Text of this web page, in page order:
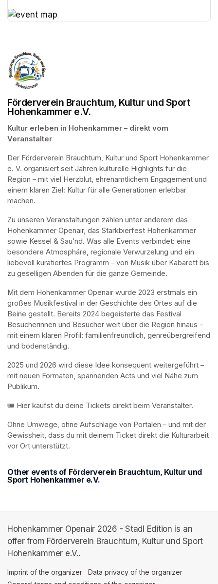
Förderverein Brauchtum, Kultur und Sport
Hohenkammer e.V.
Kultur erleben in Hohenkammer – direkt vom
Veranstalter
Der Förderverein Brauchtum, Kultur und Sport Hohenkammer
e. V. organisiert seit Jahren kulturelle Highlights für die
Region – mit viel Herzblut, ehrenamtlichem Engagement und
einem klaren Ziel: Kultur für alle Generationen erlebbar
machen.
Zu unseren Veranstaltungen zählen unter anderem das
Hohenkammer Openair, das Starkbierfest Hohenkammer
sowie Kessel & Sau’nd. Was alle Events verbindet: eine
besondere Atmosphäre, regionale Verwurzelung und ein
liebevoll kuratiertes Programm – von Musik über Kabarett bis
zu geselligen Abenden für die ganze Gemeinde.
Mit dem Hohenkammer Openair wurde 2023 erstmals ein
großes Musikfestival in der Geschichte des Ortes auf die
Beine gestellt. Bereits 2024 begeisterte das Festival
Besucherinnen und Besucher weit über die Region hinaus –
mit einem klaren Profil: familienfreundlich, genreübergreifend
und bodenständig.
2025 und 2026 wird diese Idee konsequent weitergeführt –
mit neuen Formaten, spannenden Acts und viel Nähe zum
Publikum.
🎟️ Hier kaufst du deine Tickets direkt beim Veranstalter.
Ohne Umwege, ohne Aufschläge von Portalen – und mit der
Gewissheit, dass du mit deinem Ticket direkt die Kulturarbeit
vor Ort unterstützt.
Other events of Förderverein Brauchtum, Kultur und
Sport Hohenkammer e.V.
Hohenkammer Openair 2026 - Stadl Edition is an
offer from Förderverein Brauchtum, Kultur und Sport
Hohenkammer e.V..
Imprint of the organizer (opens in a new tab)
Data privacy of the organizer